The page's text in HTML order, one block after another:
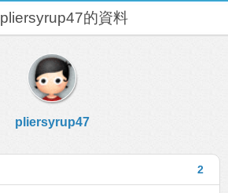
pliersyrup47的資料
pliersyrup47
2